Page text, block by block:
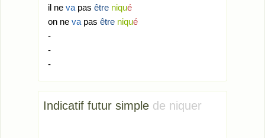
il ne va pas être niqué
on ne va pas être niqué
-
-
-
Indicatif futur simple de niquer